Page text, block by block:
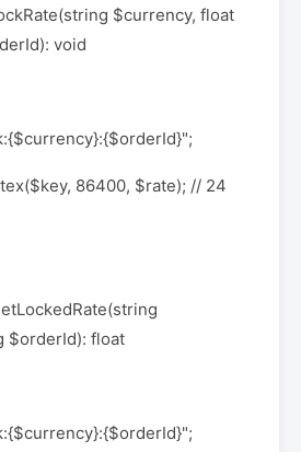
$currency, float
void
86400, $rate); // 24
$orderId): float